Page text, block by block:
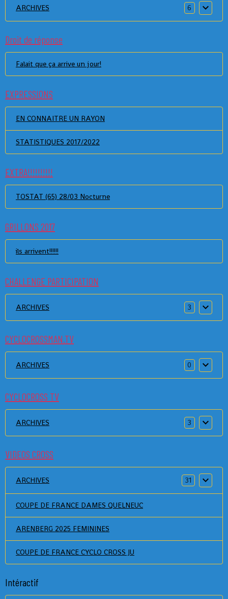
ARCHIVES 6
Droit de réponse
Falait que ça arrive un jour!
EXPRESSIONS
EN CONNAITRE UN RAYON
STATISTIQUES 2017/2022
EXTRA!!!!!!!!!!
TOSTAT (65) 28/03 Nocturne
GRILLONS 2017
ils arrivent!!!!!!
CHALLENGE PARTICIPATION
ARCHIVES 3
CYCLOCROSSMAN.TV
ARCHIVES 0
CYCLOCROSS TV
ARCHIVES 3
VIDEOS CROSS
ARCHIVES 31
COUPE DE FRANCE DAMES QUELNEUC
ARENBERG 2025 FEMININES
COUPE DE FRANCE CYCLO CROSS JU
Intéractif